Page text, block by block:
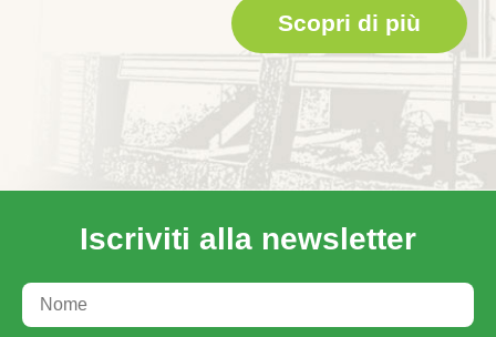
Scopri di più
Iscriviti alla newsletter